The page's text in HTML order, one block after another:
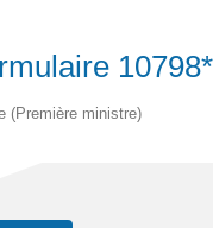
(Première ministre)